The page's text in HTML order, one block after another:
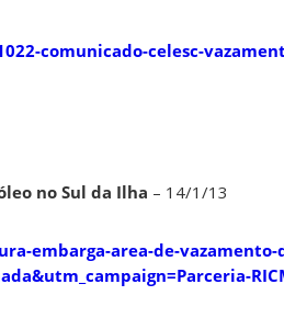
comunicado-celesc-
no Sul da Ilha – 14/1/13
embarga-area-de-vazamento-